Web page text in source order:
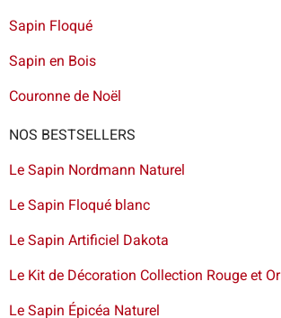
Sapin Floqué
Sapin en Bois
Couronne de Noël
NOS BESTSELLERS
Le Sapin Nordmann Naturel
Le Sapin Floqué blanc
Le Sapin Artificiel Dakota
Le Kit de Décoration Collection Rouge et Or
Le Sapin Épicéa Naturel